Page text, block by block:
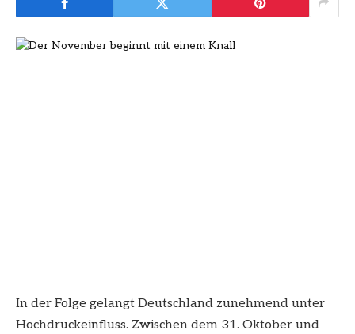
In der Folge gelangt Deutschland zunehmend unter
Hochdruckeinfluss. Zwischen dem 31. Oktober und